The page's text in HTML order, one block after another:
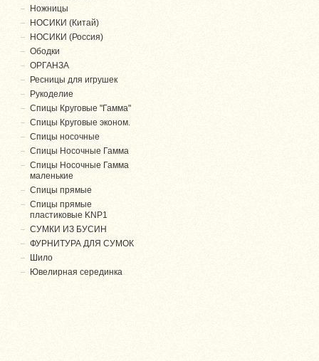
Ножницы
НОСИКИ (Китай)
НОСИКИ (Россия)
Ободки
ОРГАНЗА
Ресницы для игрушек
Рукоделие
Спицы Круговые "Гамма"
Спицы Круговые эконом.
Спицы носочные
Спицы Носочные Гамма
Спицы Носочные Гамма
маленькие
Спицы прямые
Спицы прямые
пластиковые KNP1
СУМКИ ИЗ БУСИН
ФУРНИТУРА ДЛЯ СУМОК
Шило
Ювелирная серединка